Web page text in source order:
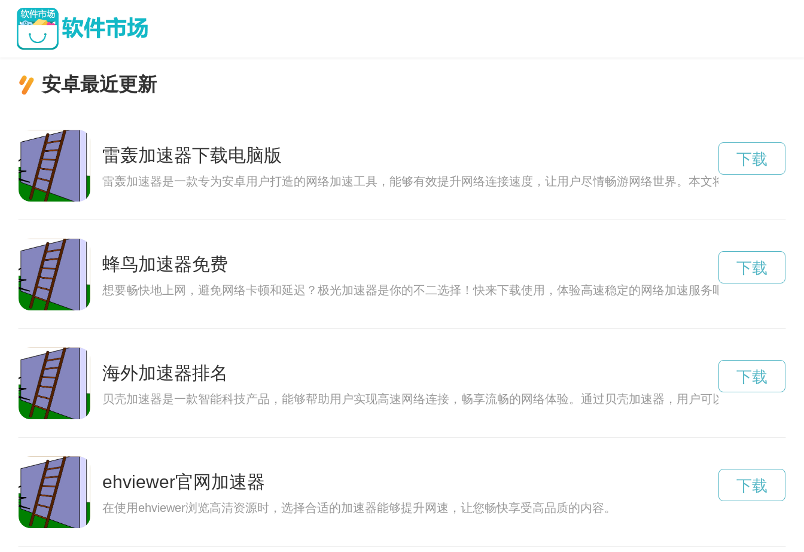
安卓最近更新
雷轰加速器下载电脑版
雷轰加速器是一款专为安卓用户打造的网络加速工具，能够有效提升网络连接速度，让用户尽情畅游网络世界。本文将介绍如何下载
下载
蜂鸟加速器免费
想要畅快地上网，避免网络卡顿和延迟？极光加速器是你的不二选择！快来下载使用，体验高速稳定的网络加速服务吧！
下载
海外加速器排名
贝壳加速器是一款智能科技产品，能够帮助用户实现高速网络连接，畅享流畅的网络体验。通过贝壳加速器，用户可以快速访问网
下载
ehviewer官网加速器
在使用ehviewer浏览高清资源时，选择合适的加速器能够提升网速，让您畅快享受高品质的内容。
下载